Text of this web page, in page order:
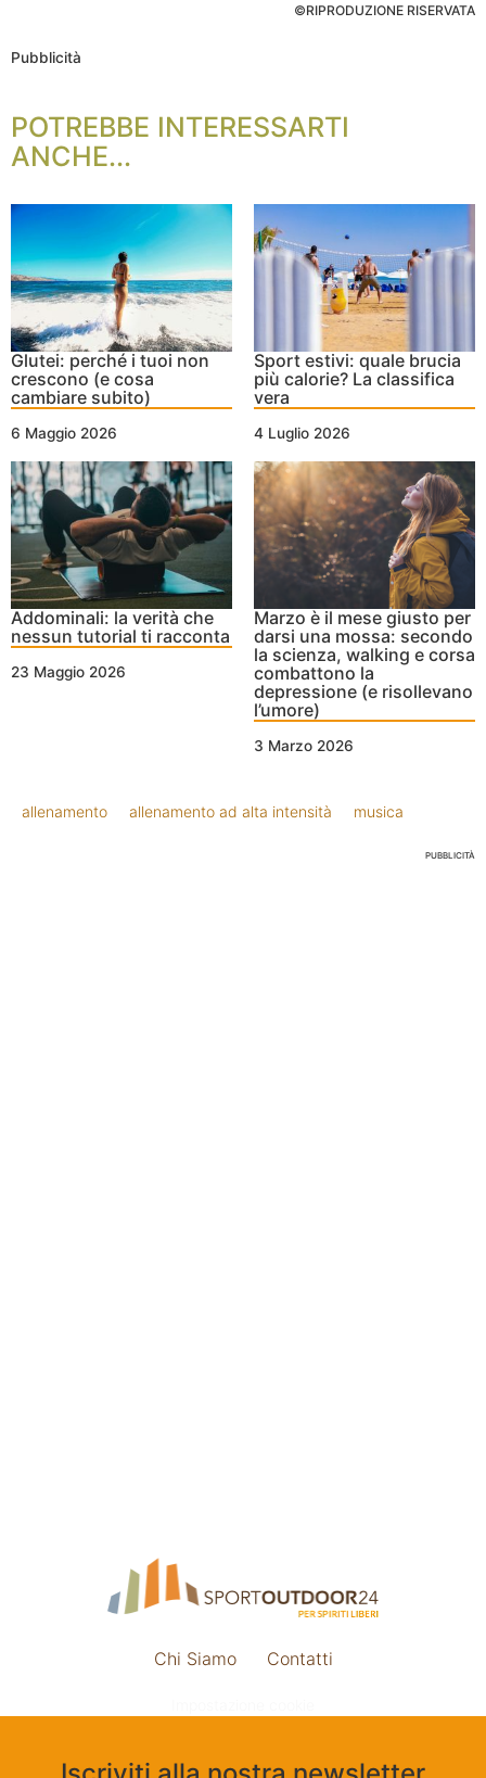
©RIPRODUZIONE RISERVATA
Pubblicità
POTREBBE INTERESSARTI
ANCHE...
Glutei: perché i tuoi non
crescono (e cosa
cambiare subito)
6 Maggio 2026
Sport estivi: quale brucia
più calorie? La classifica
vera
4 Luglio 2026
Addominali: la verità che
nessun tutorial ti racconta
23 Maggio 2026
Marzo è il mese giusto per
darsi una mossa: secondo
la scienza, walking e corsa
combattono la
depressione (e risollevano
l’umore)
3 Marzo 2026
allenamento allenamento ad alta intensità musica
PUBBLICITÀ
Chi Siamo Contatti